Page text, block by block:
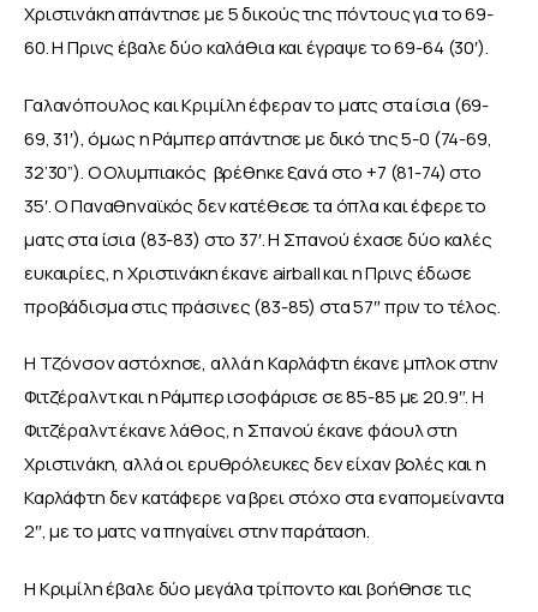
Χριστινάκη απάντησε με 5 δικούς της πόντους για το 69-
60. Η Πρινς έβαλε δύο καλάθια και έγραψε το 69-64 (30′).
Γαλανόπουλος και Κριμίλη έφεραν το ματς στα ίσια (69-
69, 31′), όμως η Ράμπερ απάντησε με δικό της 5-0 (74-69,
32’30”). Ο Ολυμπιακός  βρέθηκε ξανά στο +7 (81-74) στο
35′. Ο Παναθηναϊκός δεν κατέθεσε τα όπλα και έφερε το
ματς στα ίσια (83-83) στο 37′. Η Σπανού έχασε δύο καλές
ευκαιρίες, η Χριστινάκη έκανε airball και η Πρινς έδωσε
προβάδισμα στις πράσινες (83-85) στα 57″ πριν το τέλος.
Η Τζόνσον αστόχησε, αλλά η Καρλάφτη έκανε μπλοκ στην
Φιτζέραλντ και η Ράμπερ ισοφάρισε σε 85-85 με 20.9″. Η
Φιτζέραλντ έκανε λάθος, η Σπανού έκανε φάουλ στη
Χριστινάκη, αλλά οι ερυθρόλευκες δεν είχαν βολές και η
Καρλάφτη δεν κατάφερε να βρει στόχο στα εναπομείναντα
2″, με το ματς να πηγαίνει στην παράταση.
Η Κριμίλη έβαλε δύο μεγάλα τρίποντο και βοήθησε τις